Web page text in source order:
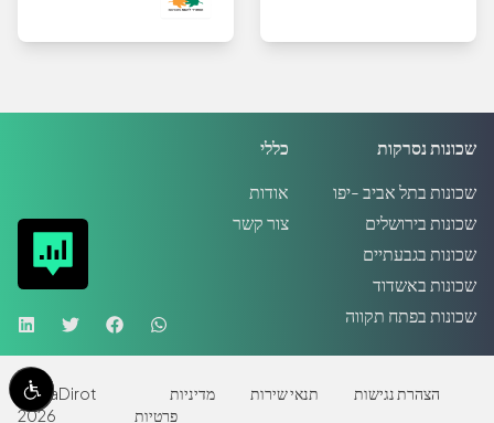
כללי
אודות
צור קשר
שכונות נסרקות
שכונות בתל אביב -יפו
שכונות בירושלים
שכונות בגבעתיים
שכונות באשדוד
שכונות בפתח תקווה
MadaDirot
2026
הצהרת נגישות תנאי שירות
מדיניות
פרטיות